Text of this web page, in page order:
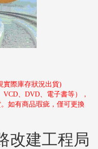
實際庫存狀況出貨)
、DVD、電子書等），
如有商品瑕疵，僅可更換
改建工程局